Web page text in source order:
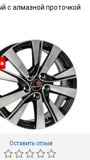
с алмазной проточкой
Оставить отзыв